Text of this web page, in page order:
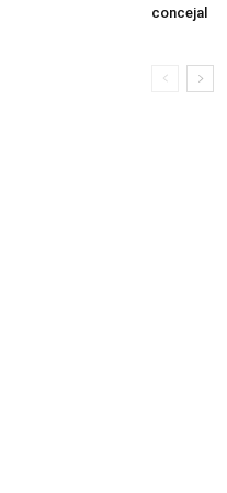
concejal